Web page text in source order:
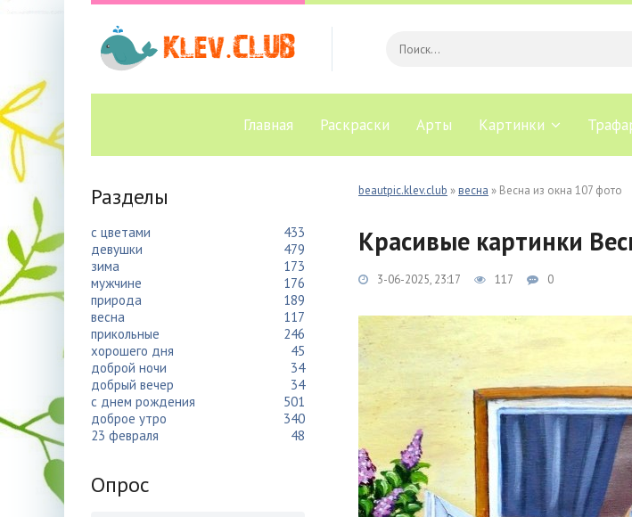
Главная Раскраски Арты Картинки
beautpic.klev.club »весна » Весна из окна 107 фото
Красивые картинки
3-06-2025, 23:17 117 0
Разделы
с цветами
433
девушки
479
зима
173
мужчине
176
природа
189
весна
117
прикольные
246
хорошего дня
45
доброй ночи
34
добрый вечер
34
с днем рождения
501
доброе утро
340
23 февраля
48
Опрос